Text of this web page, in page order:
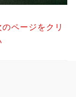
ページをクリ